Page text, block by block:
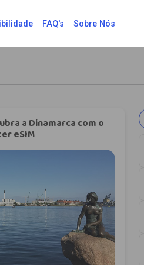
FAQ's Sobre Nós
a Dinamarca com o
eSIM